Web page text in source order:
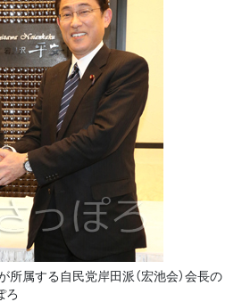
所属する自民党岸田派（宏池会）会長の
ろ